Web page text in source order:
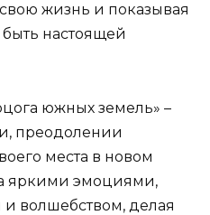
жизнь и показывая
быть настоящей
южных земель» –
преодолении
места в новом
яркими эмоциями,
волшебством, делая